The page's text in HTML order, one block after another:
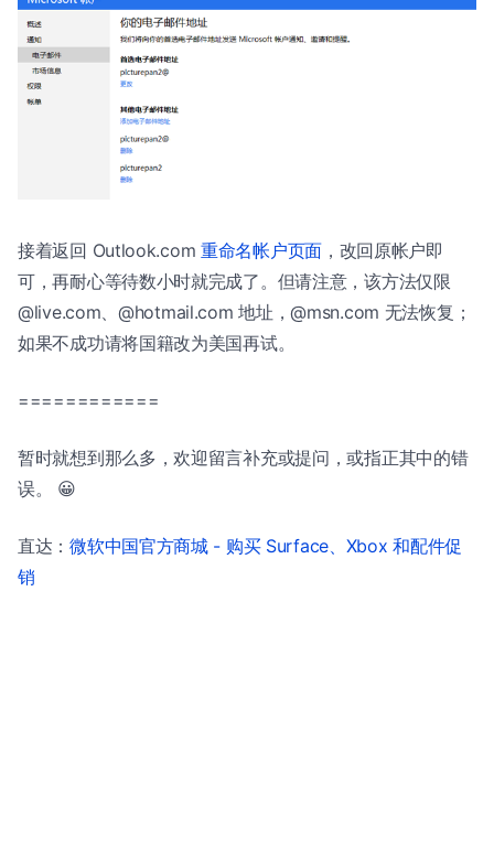
接着返回 Outlook.com 重命名帐户页面，改回原帐户即
可，再耐心等待数小时就完成了。但请注意，该方法仅限
@live.com、@hotmail.com 地址，@msn.com 无法恢复；
如果不成功请将国籍改为美国再试。
============
暂时就想到那么多，欢迎留言补充或提问，或指正其中的错
误。 😀
直达：微软中国官方商城 - 购买 Surface、Xbox 和配件促
销